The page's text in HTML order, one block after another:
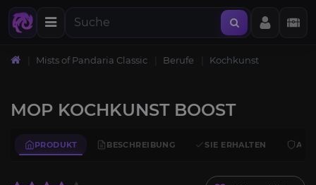
Mists of Pandaria Classic Berufe Kochkunst
MOP KOCHKUNST BOOST
PRODUKT BESCHREIBUNG SIE ERHALTEN